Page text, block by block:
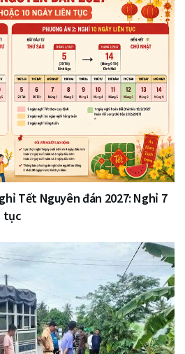
Tết Nguyên đán 2027: Nghỉ 7
tục